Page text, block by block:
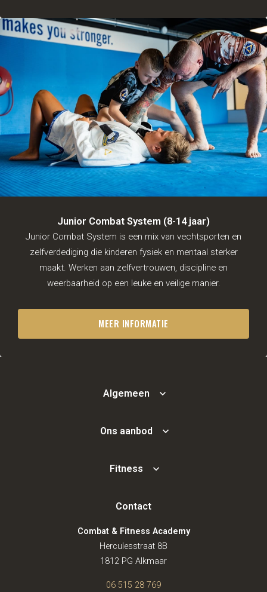
Junior Combat System (8-14 jaar)
Junior Combat System is een mix van vechtsporten en
zelfverdediging die kinderen fysiek en mentaal sterker
maakt. Werken aan zelfvertrouwen, discipline en
weerbaarheid op een leuke en veilige manier.
MEER INFORMATIE
Algemeen
Ons aanbod
Fitness
Contact
Combat & Fitness Academy
Herculesstraat 8B
1812 PG Alkmaar
06 515 28 769